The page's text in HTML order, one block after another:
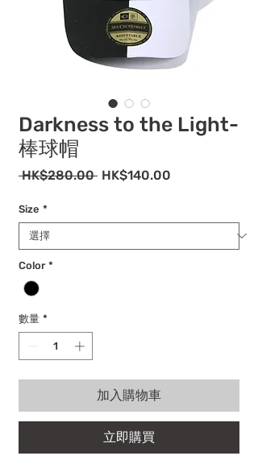
Darkness to the Light-
棒球帽
HK$280.00 一
格
HK$140.00
格
Size *
Color *
數量 *
加入購物車
立即購買